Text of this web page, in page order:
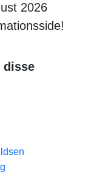
2026
disse